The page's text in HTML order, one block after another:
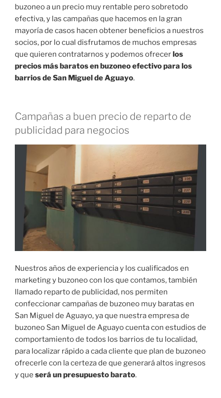
buzoneo a un precio muy rentable pero sobretodo
efectiva, y las campañas que hacemos en la gran
mayoría de casos hacen obtener beneficios a nuestros
socios, por lo cual disfrutamos de muchos empresas
que quieren contratarnos y podemos ofrecerlos
precios más baratos en buzoneo efectivo para los
barrios de San Miguel de Aguayo.
Campañas a buen precio de reparto de
publicidad para negocios
Nuestros años de experiencia y los cualificados en
marketing y buzoneo con los que contamos, también
llamado reparto de publicidad, nos permiten
confeccionar campañas de buzoneo muy baratas en
San Miguel de Aguayo, ya que nuestra empresa de
buzoneo San Miguel de Aguayo cuenta con estudios de
comportamiento de todos los barrios de tu localidad,
para localizar rápido a cada cliente que plan de buzoneo
ofrecerle con la certeza de que generará altos ingresos
y que será un presupuesto barato.